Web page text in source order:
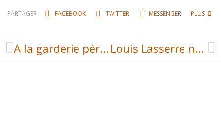
PARTAGER: FACEBOOK TWITTER MESSENGER PLUS
A la garderie périscolaire, on ne manque pas d’idée ! Louis Lasserre nous a quittés